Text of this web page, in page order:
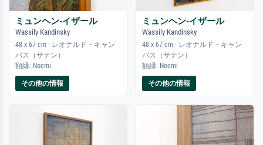
ミュンヘン-イザール
Wassily Kandinsky
48 x 67 cm · レオナルド・キャン
バス（サテン）
額縁: Noemi
その他の情報
ミュンヘン-イザール
Wassily Kandinsky
48 x 67 cm · レオナルド・キャン
バス（サテン）
額縁: Noemi
その他の情報